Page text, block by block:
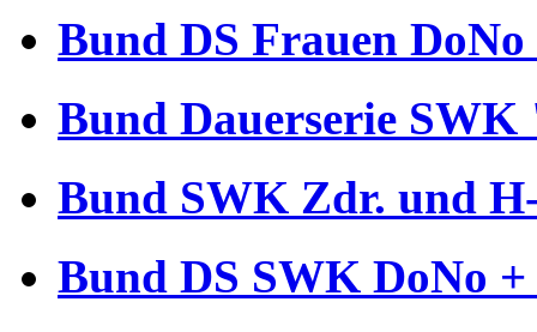
Bund DS Frauen
Bund Dauerserie
Bund SWK Zdr. und
Bund DS SWK DoNo +